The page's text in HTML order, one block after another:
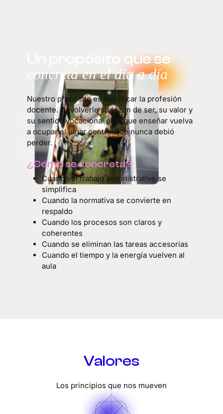
Un propósito que se
concreta en el día a día
Nuestro propósito es dignificar la profesión
docente. Devolverle su razón de ser, su valor y
su sentido vocacional para que enseñar vuelva
a ocupar el lugar central que nunca debió
perder.
¿Cómo se concreta?
Cuando el trabajo administrativo se
simplifica
Cuando la normativa se convierte en
respaldo
Cuando los procesos son claros y
coherentes
Cuando se eliminan las tareas accesorias
Cuando el tiempo y la energía vuelven al
aula
Valores
Los principios que nos mueven